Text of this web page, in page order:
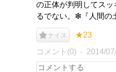
の正体が判明してス
るでない。❇︎『人間の
ナイス ★23
コメント(0) 2014/